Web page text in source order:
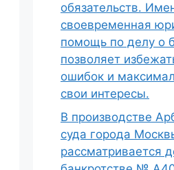
обязательств.
своевременная
помощь по делу о
позволяет
ошибок и
свои интересы.
В производстве
суда города
рассматривается